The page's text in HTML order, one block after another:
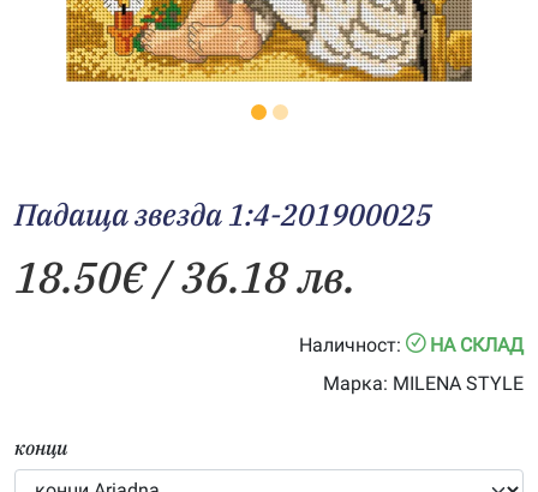
Падаща звезда 1:4-201900025
18.50€/ 36.18 лв.
Наличност:
НА СКЛАД
Марка: MILENA STYLE
конци